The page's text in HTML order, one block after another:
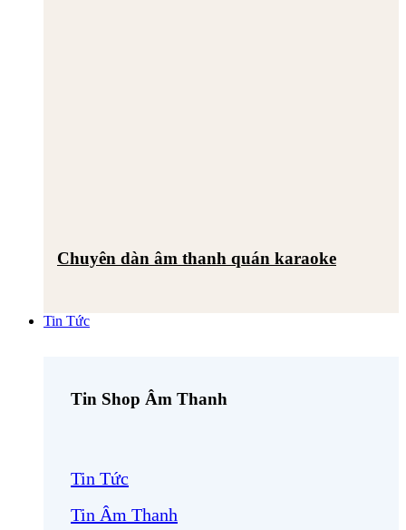
Chuyên dàn âm thanh quán karaoke
Tin Tức
Tin Shop Âm Thanh
Tin Tức
Tin Âm Thanh